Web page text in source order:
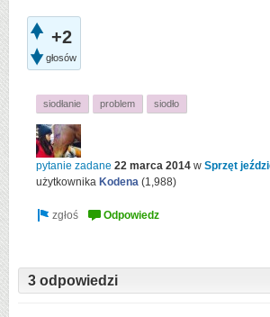
+2
głosów
siodłanie problem siodło
pytanie zadane 22 marca 2014 w Sprzęt
użytkownika Kodena (1,988)
3 odpowiedzi